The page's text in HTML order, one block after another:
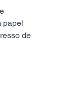
papel
de